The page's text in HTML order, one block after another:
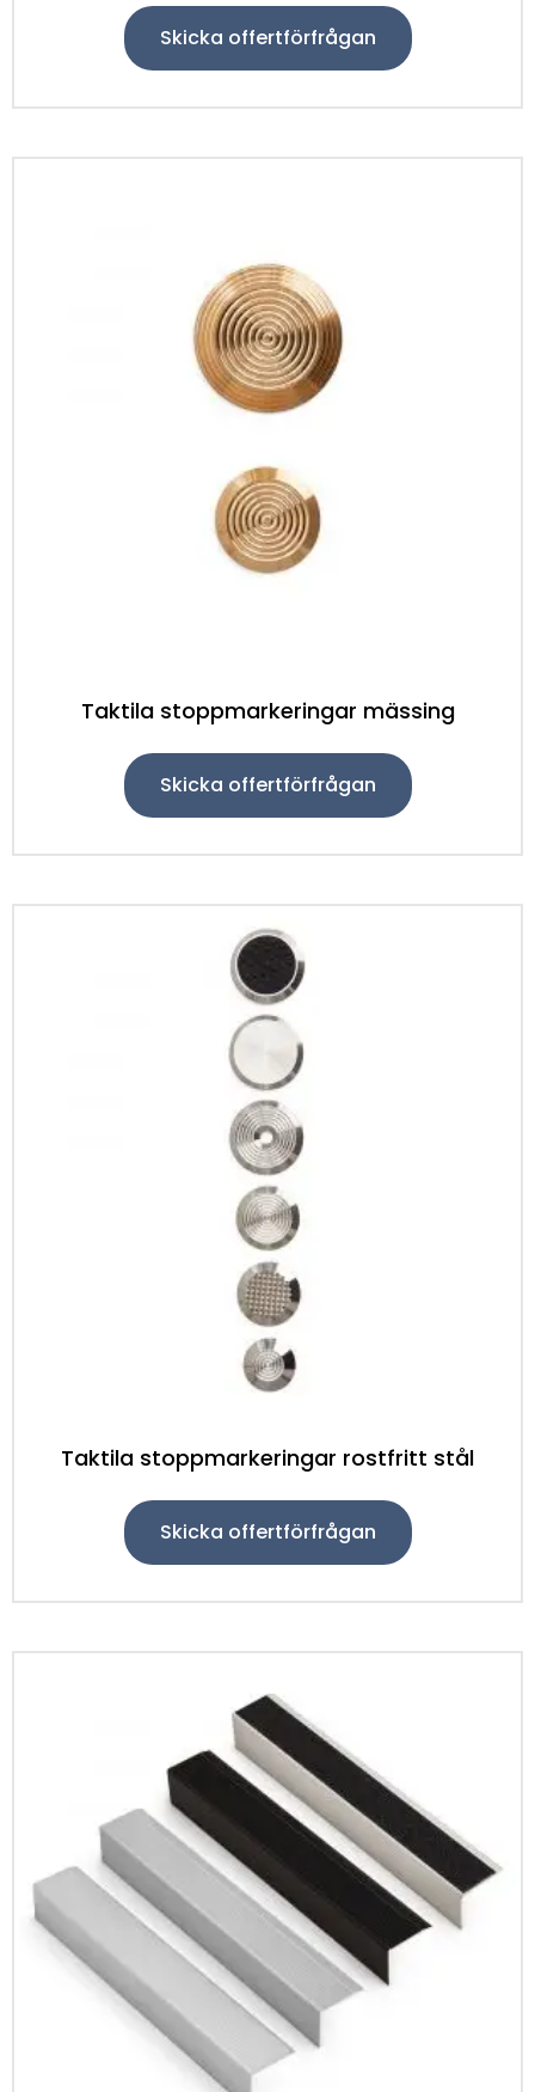
Skicka offertförfrågan
Taktila stoppmarkeringar mässing
Skicka offertförfrågan
Taktila stoppmarkeringar rostfritt stål
Skicka offertförfrågan